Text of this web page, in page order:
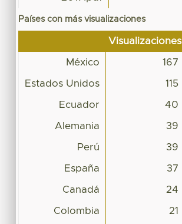
Países con más visualizaciones
Visualizaciones
México 167
Estados Unidos 115
Ecuador 40
Alemania 39
Perú 39
España 37
Canadá 24
Colombia 21